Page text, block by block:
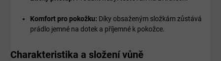
Komfort pro pokožku: Díky obsaženým složkám zůstává
prádlo jemné na dotek a příjemné k pokožce.
Charakteristika a složení vůně